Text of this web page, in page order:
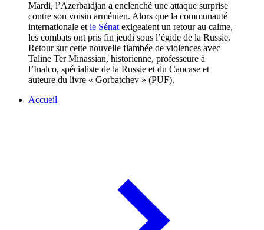
Mardi, l’Azerbaïdjan a enclenché une attaque surprise
contre son voisin arménien. Alors que la communauté
internationale et le Sénat exigeaient un retour au calme,
les combats ont pris fin jeudi sous l’égide de la Russie.
Retour sur cette nouvelle flambée de violences avec
Taline Ter Minassian, historienne, professeure à
l’Inalco, spécialiste de la Russie et du Caucase et
auteure du livre « Gorbatchev » (PUF).
Accueil